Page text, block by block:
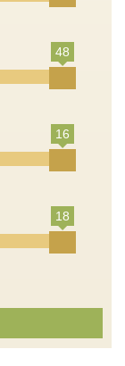
48
16
18